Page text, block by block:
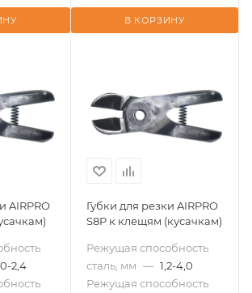
В КОРЗИНУ
AIRPRO
2,4
Губки для резки AIRPRO
S8P к клещям (кусачкам)
Режущая способность
сталь, мм — 1,2-4,0
Режущая способность